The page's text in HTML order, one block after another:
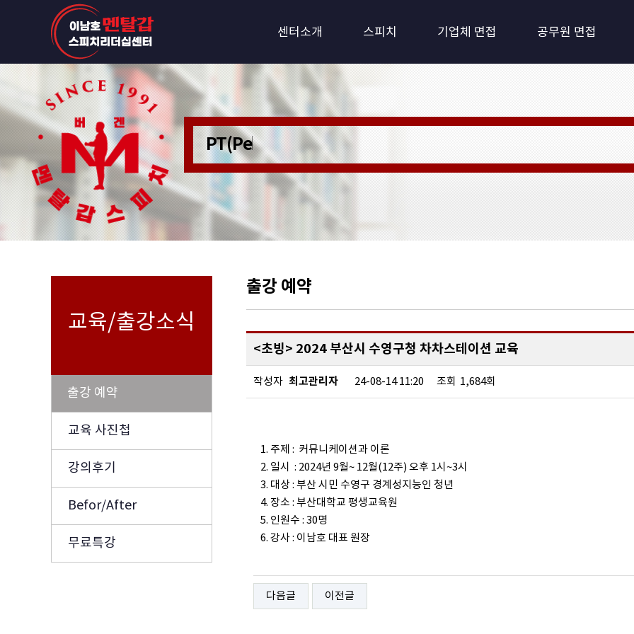
센터소개 스피치 기업체 면접 공무원 면접
PT(Personer Training: 퍼스널 트레이닝)
교육/출강소식
출강 예약
교육 사진첩
강의후기
Befor/After
무료특강
출강 예약
<초빙> 2024 부산시 수영구청 차차스테이션 교육
작성자 최고관리자 24-08-14 11:20 조회 1,684회
1. 주제 : 커뮤니케이션과 이론
2. 일시 : 2024년 9월~ 12월(12주) 오후 1시~3시
3. 대상 : 부산 시민 수영구 경계성지능인 청년
4. 장소 : 부산대학교 평생교육원
5. 인원수 : 30명
6. 강사 : 이남호 대표 원장
다음글 이전글